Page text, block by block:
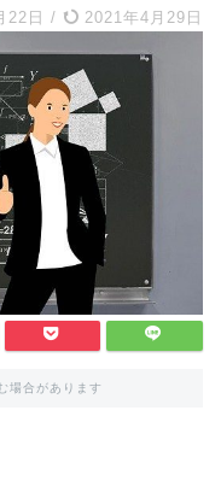
22日 / 2021年4月29日
場合があります